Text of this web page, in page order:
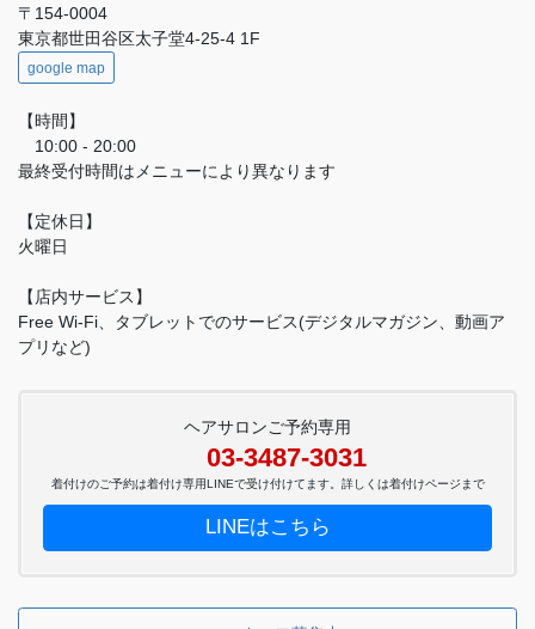
〒154-0004
東京都世田谷区太子堂4-25-4 1F
google map
【時間】
10:00 - 20:00
最終受付時間はメニューにより異なります
【定休日】
火曜日
【店内サービス】
Free Wi-Fi、タブレットでのサービス(デジタルマガジン、動画ア
プリなど)
ヘアサロンご予約専用
03-3487-3031
着付けのご予約は着付け専用LINEで受け付けてます。詳しくは着付けページまで
LINEはこちら